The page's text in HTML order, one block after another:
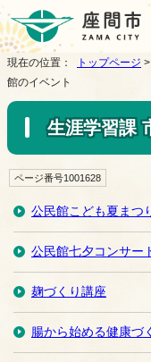
現在の位置： トップページ >
館のイベント
生涯学習課
ページ番号1001628
公民館こども夏まつ
公民館七夕コンサー
麹づくり講座
腸から始める健康づ